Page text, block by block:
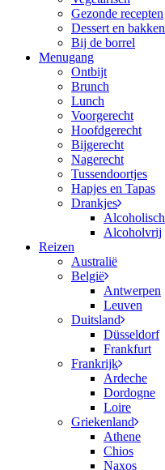
Gezonde recepten
Dessert en bakken
Bij de borrel
Menugang
Ontbijt
Brunch
Lunch
Voorgerecht
Hoofdgerecht
Bijgerecht
Nagerecht
Tussendoortjes
Hapjes en Tapas
Drankjes
Alcoholisch
Alcoholvrij
Reizen
Australië
België
Antwerpen
Leuven
Duitsland
Düsseldorf
Frankfurt
Frankrijk
Ardeche
Dordogne
Loire
Griekenland
Athene
Chios
Naxos